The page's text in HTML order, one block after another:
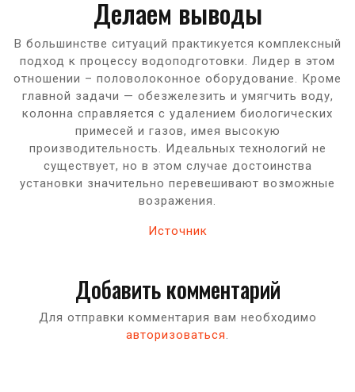
Делаем выводы
В большинстве ситуаций практикуется комплексный
подход к процессу водоподготовки. Лидер в этом
отношении – половолоконное оборудование. Кроме
главной задачи — обезжелезить и умягчить воду,
колонна справляется с удалением биологических
примесей и газов, имея высокую
производительность. Идеальных технологий не
существует, но в этом случае достоинства
установки значительно перевешивают возможные
возражения.
Источник
Добавить комментарий
Для отправки комментария вам необходимо
авторизоваться